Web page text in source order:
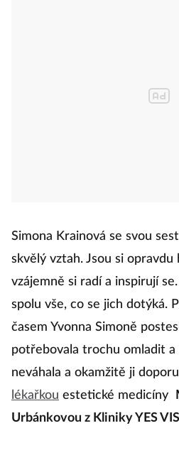
Simona Krainová se svou
skvělý vztah. Jsou si opravdu
vzájemně si radí a inspirují
spolu vše, co se jich dotýká.
časem Yvonna Simoně
potřebovala trochu omladit a
neváhala a okamžitě ji
lékařkou estetické medicíny
Urbánkovou z Kliniky YES